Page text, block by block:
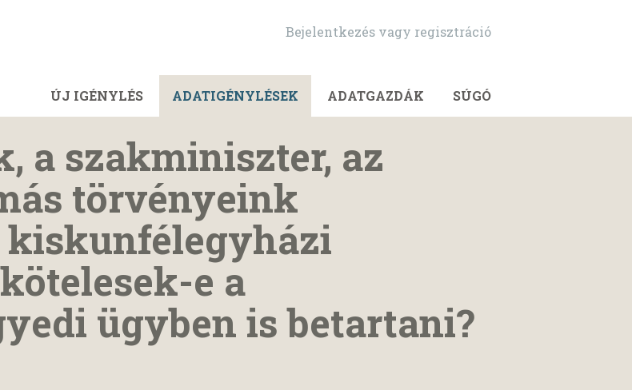
Bejelentkezés vagy regisztráció
ÚJ IGÉNYLÉS ADATIGÉNYLÉSEK ADATGAZDÁK SÚGÓ
a szakminiszter, az
törvényeink
kiskunfélegyházi
e a
ügyben is betartani?